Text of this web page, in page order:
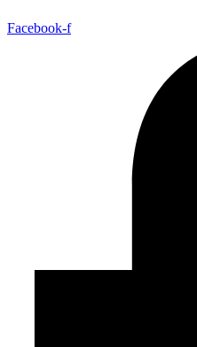
Facebook-f